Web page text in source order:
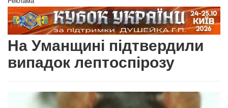
На Уманщині підтвердили
випадок лептоспірозу